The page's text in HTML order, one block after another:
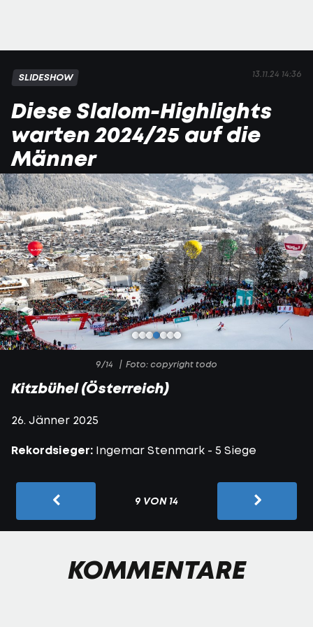
13.11.24 14:36
SLIDESHOW
Diese Slalom-Highlights
warten 2024/25 auf die
Männer
9/14 Foto: copyright todo
Kitzbühel (Österreich)
26. Jänner 2025
Rekordsieger: Ingemar Stenmark - 5 Siege
9 VON 14
KOMMENTARE